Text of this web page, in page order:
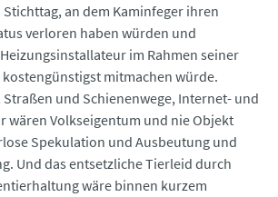
Stichttag, an dem Kaminfeger ihren
verloren haben würden und
im Rahmen seiner
mitmachen würde.
Straßen und Schienenwege, Internet- und
Volkseigentum und nie Objekt
Spekulation und Ausbeutung und
Und das entsetzliche Tierleid durch
wäre binnen kurzem